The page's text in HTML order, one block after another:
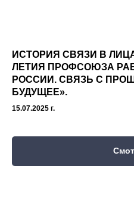
ИСТОРИЯ СВЯЗИ В
ЛЕТИЯ ПРОФСОЮЗА
РОССИИ. СВЯЗЬ С
БУДУЩЕЕ».
15.07.2025 г.